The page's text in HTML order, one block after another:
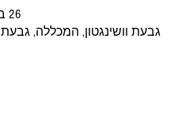
26 באוג׳ 2025, 20:50
גבעת וושינגטון, המכללה, גבעת